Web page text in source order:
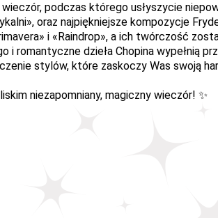
podczas którego usłyszycie
», oraz najpiękniejsze kompozycje
i «Raindrop», a ich twórczość
i romantyczne dzieła Chopina wypełnią
stylów, które zaskoczy Was swoją
niezapomniany, magiczny wieczór! ✨